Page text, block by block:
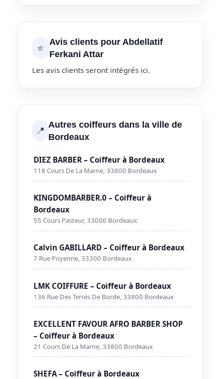
⭐
Avis clients pour Abdellatif
Ferkani Attar
Les avis clients seront intégrés ici.
📍 Autres coiffeurs dans la ville de
Bordeaux
DIEZ BARBER – Coiffeur à Bordeaux
118 Cours De La Marne, 33800 Bordeaux
KINGDOMBARBER.0 – Coiffeur à
Bordeaux
55 Cours Pasteur, 33000 Bordeaux
Calvin GABILLARD – Coiffeur à Bordeaux
7 Rue Poyenne, 33300 Bordeaux
LMK COIFFURE – Coiffeur à Bordeaux
136 Rue Des Terres De Borde, 33800 Bordeaux
EXCELLENT FAVOUR AFRO BARBER SHOP
– Coiffeur à Bordeaux
21 Cours De La Marne, 33800 Bordeaux
SHEFA – Coiffeur à Bordeaux